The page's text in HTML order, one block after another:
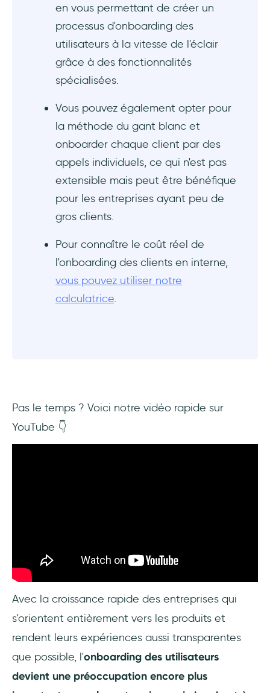
Onboarding minimal : articles de la base de
connaissances et manuels d'utilisation
des utilisateurs : Quel est le prix
d'UserGuiding ?
Un coût nettement plus abordable
Aucun code n'est nécessaire
Une publication rapide comme l'éclair
De multiples fonctionnalités spécialisées
pour l'onboarding des utilisateurs
Intégrations avec votre stack
technologique
Conclusion
pour onboarder les utilisateurs ?
L'onboarding des utilisateurs est-il inclus
dans le CAC ?
en vous permettant de créer un
processus d'onboarding des
utilisateurs à la vitesse de l'éclair
grâce à des fonctionnalités
spécialisées.
Vous pouvez également opter pour
la méthode du gant blanc et
onboarder chaque client par des
appels individuels, ce qui n'est pas
extensible mais peut être bénéfique
pour les entreprises ayant peu de
gros clients.
Pour connaître le coût réel de
l'onboarding des clients en interne,
vous pouvez utiliser notre
calculatrice.
Pas le temps ? Voici notre vidéo rapide sur
YouTube 👇
Avec la croissance rapide des entreprises qui
s'orientent entièrement vers les produits et
rendent leurs expériences aussi transparentes
que possible, l'onboarding des utilisateurs
devient une préoccupation encore plus